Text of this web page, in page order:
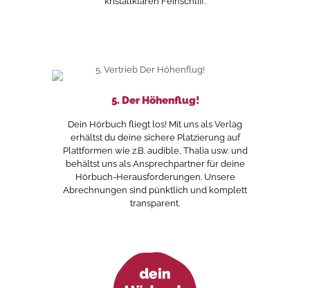
5. Der Höhenflug!
Dein Hörbuch fliegt los! Mit uns als Verlag
erhältst du deine sichere Platzierung auf
Plattformen wie z.B. audible, Thalia usw. und
behältst uns als Ansprechpartner für deine
Hörbuch-Herausforderungen. Unsere
Abrechnungen sind pünktlich und komplett
transparent.